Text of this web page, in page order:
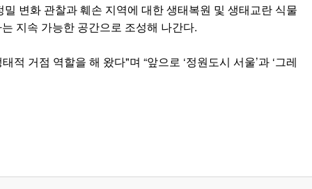
변화 관찰과 훼손 지역에 대한 생태복원 및 생태교란 식물
지속 가능한 공간으로 조성해 나간다.
거점 역할을 해 왔다"며 “앞으로 ‘정원도시 서울’과 ‘그레